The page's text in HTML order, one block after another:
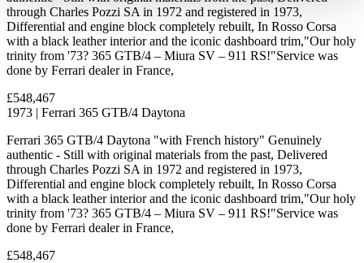
haben oder die sie im Rahmen Ihrer Nutzung der Dienste
gesammelt haben. Datenschutzerklärung
through Charles Pozzi SA in 1972 and registered in 1973,
Differential and engine block completely rebuilt, In Rosso Corsa
with a black leather interior and the iconic dashboard trim,"Our holy
trinity from '73? 365 GTB/4 – Miura SV – 911 RS!"Service was
done by Ferrari dealer in France,
£548,467
1973 | Ferrari 365 GTB/4 Daytona
Ferrari 365 GTB/4 Daytona "with French history" Genuinely
authentic - Still with original materials from the past, Delivered
through Charles Pozzi SA in 1972 and registered in 1973,
Differential and engine block completely rebuilt, In Rosso Corsa
with a black leather interior and the iconic dashboard trim,"Our holy
trinity from '73? 365 GTB/4 – Miura SV – 911 RS!"Service was
done by Ferrari dealer in France,
£548,467